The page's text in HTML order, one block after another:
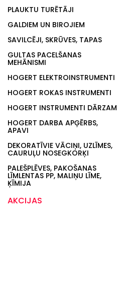
PLAUKTU TURĒTĀJI
GALDIEM UN BIROJIEM
SAVILCĒJI, SKRŪVES, TAPAS
GULTAS PACELŠANAS
MEHĀNISMI
HOGERT ELEKTROINSTRUMENTI
HOGERT ROKAS INSTRUMENTI
HOGERT INSTRUMENTI DĀRZAM
HOGERT DARBA APĢĒRBS,
APAVI
DEKORATĪVIE VĀCIŅI, UZLĪMES,
CAURUĻU NOSEGKORĶI
PALEŠPLĒVES, PAKOŠANAS
LĪMLENTAS PP, MALIŅU LĪME,
ĶĪMIJA
AKCIJAS